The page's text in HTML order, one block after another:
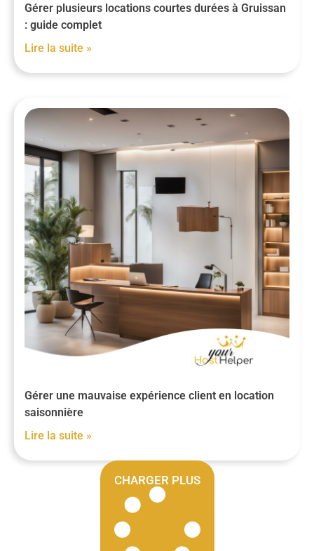
Gérer plusieurs locations courtes durées à Gruissan
: guide complet
Lire la suite »
Gérer une mauvaise expérience client en location
saisonnière
Lire la suite »
CHARGER PLUS